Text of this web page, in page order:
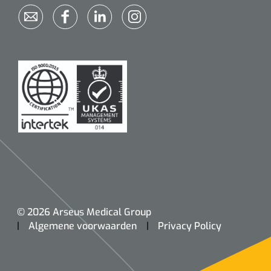
Cardiacsense
Herlader voor CardiacSense horloge
© 2026 Arseus Medical Group
Algemene voorwaarden
Privacy Policy